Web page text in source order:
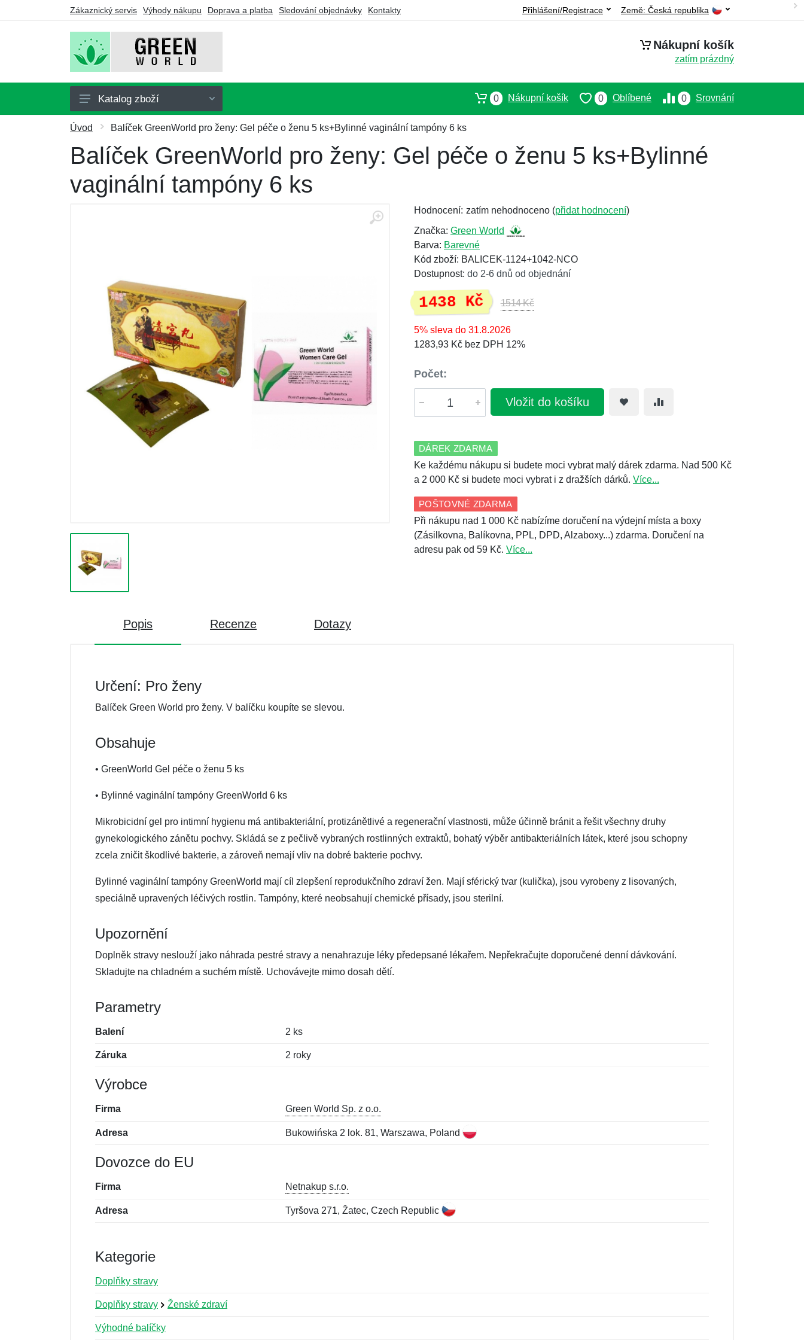
Zákaznický servis Výhody nákupu Doprava a platba Sledování objednávky Kontakty Země: Česká republika
Přihlášení/Registrace
Nákupní košík
zatím prázdný
Doplňky stravy
Nápoje
Drogerie
Katalog zboží 0 Srovnání
0 Oblíbené
0 Nákupní košík
Úvod Balíček GreenWorld pro ženy: Gel péče o ženu 5 ks+Bylinné vaginální tampóny 6 ks
Balíček GreenWorld pro ženy: Gel péče o ženu 5 ks+Bylinné
vaginální tampóny 6 ks
Hodnocení: zatím nehodnoceno (přidat hodnocení)
Značka: Green World
Barva: Barevné
Kód zboží: BALICEK-1124+1042-NCO
Dostupnost: do 2-6 dnů od objednání
1438 Kč 1514 Kč
5% sleva do 31.8.2026
1283,93 Kč bez DPH 12%
Počet:
Vložit do košíku
DÁREK ZDARMA
Ke každému nákupu si budete moci vybrat malý dárek zdarma. Nad 500 Kč
a 2 000 Kč si budete moci vybrat i z dražších dárků. Více...
POŠTOVNÉ ZDARMA
Při nákupu nad 1 000 Kč nabízíme doručení na výdejní místa a boxy
(Zásilkovna, Balíkovna, PPL, DPD, Alzaboxy...) zdarma. Doručení na
adresu pak od 59 Kč. Více...
Popis Recenze Dotazy
Určení: Pro ženy
Balíček Green World pro ženy. V balíčku koupíte se slevou.
Obsahuje
• GreenWorld Gel péče o ženu 5 ks
• Bylinné vaginální tampóny GreenWorld 6 ks
Mikrobicidní gel pro intimní hygienu má antibakteriální, protizánětlivé a regenerační vlastnosti, může účinně bránit a řešit všechny druhy
gynekologického zánětu pochvy. Skládá se z pečlivě vybraných rostlinných extraktů, bohatý výběr antibakteriálních látek, které jsou schopny
zcela zničit škodlivé bakterie, a zároveň nemají vliv na dobré bakterie pochvy.
Bylinné vaginální tampóny GreenWorld mají cíl zlepšení reprodukčního zdraví žen. Mají sférický tvar (kulička), jsou vyrobeny z lisovaných,
speciálně upravených léčivých rostlin. Tampóny, které neobsahují chemické přísady, jsou sterilní.
Upozornění
Doplněk stravy neslouží jako náhrada pestré stravy a nenahrazuje léky předepsané lékařem. Nepřekračujte doporučené denní dávkování.
Skladujte na chladném a suchém místě. Uchovávejte mimo dosah dětí.
Parametry
Balení 2 ks
Záruka 2 roky
Výrobce
Firma Green World Sp. z o.o.
Adresa Bukowińska 2 lok. 81, Warszawa, Poland
Dovozce do EU
Firma Netnakup s.r.o.
Adresa Tyršova 271, Žatec, Czech Republic
Kategorie
Doplňky stravy
Doplňky stravy Ženské zdraví
Výhodné balíčky